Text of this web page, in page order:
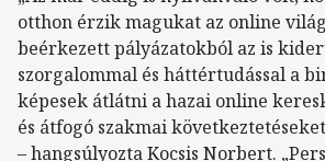
otthon érzik magukat az online
beérkezett pályázatokból az is
szorgalommal és háttértudással a
képesek átlátni a hazai online
és átfogó szakmai
– hangsúlyozta Kocsis Norbert.